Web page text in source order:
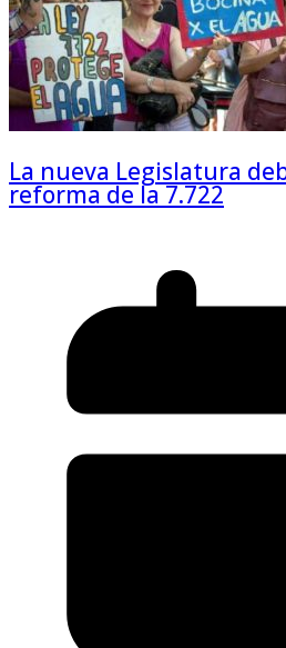
La nueva Legislatura
reforma de la 7.722